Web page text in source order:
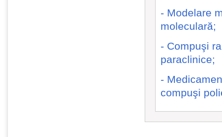
- Modelare
moleculară;
- Compuşi
paraclinice;
-
compuşi